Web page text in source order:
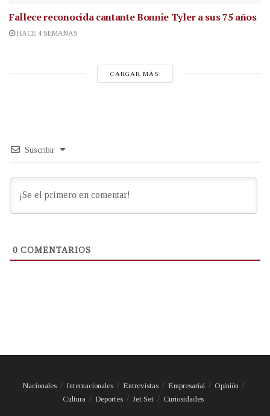
Fallece reconocida cantanteBonnie Tyler a sus 75 años
HACE 4 SEMANAS
CARGAR MÁS
Suscribir
0 COMENTARIOS
Nacionales Internacionales Entrevistas Empresarial
Opinión
Cultura
Deportes Jet Set Curiosidades